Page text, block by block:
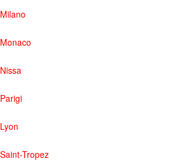
Milano
Monaco
Nissa
Parigi
Lyon
Saint-Tropez